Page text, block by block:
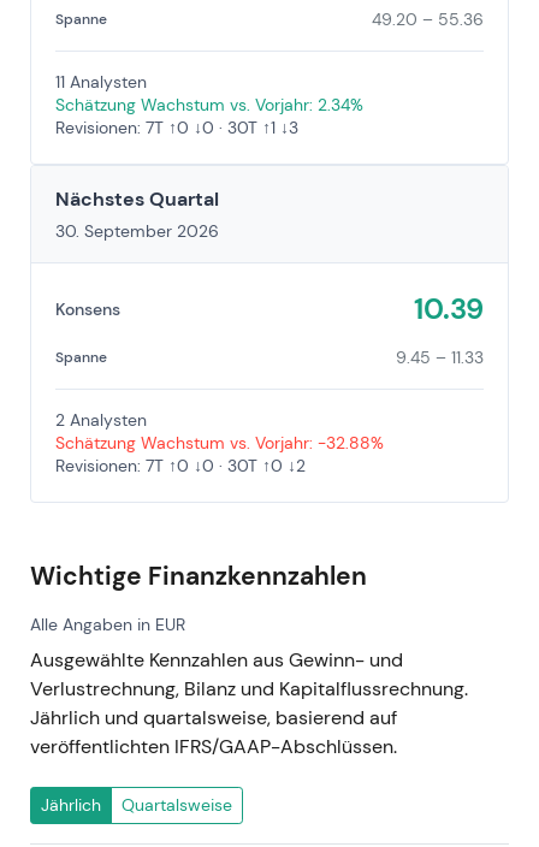
Spanne 49.20 – 55.36
11 Analysten
Schätzung Wachstum vs. Vorjahr: 2.34%
Revisionen: 7T ↑0 ↓0 · 30T ↑1 ↓3
Nächstes Quartal
30. September 2026
Konsens 10.39
Spanne 9.45 – 11.33
2 Analysten
Schätzung Wachstum vs. Vorjahr: -32.88%
Revisionen: 7T ↑0 ↓0 · 30T ↑0 ↓2
Wichtige Finanzkennzahlen
Alle Angaben in EUR
Ausgewählte Kennzahlen aus Gewinn- und
Verlustrechnung, Bilanz und Kapitalflussrechnung.
Jährlich und quartalsweise, basierend auf
veröffentlichten IFRS/GAAP-Abschlüssen.
Jährlich Quartalsweise